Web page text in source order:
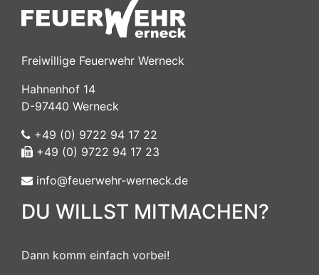
Freiwillige Feuerwehr Werneck
Hahnenhof 14
D-97440 Werneck
+49 (0) 9722 94 17 22
+49 (0) 9722 94 17 23
info@feuerwehr-werneck.de
DU WILLST MITMACHEN?
Dann komm einfach vorbei!